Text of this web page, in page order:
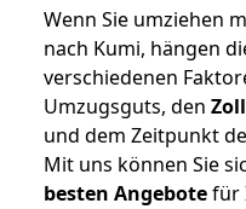
Wenn Sie umziehen
nach Kumi, hängen
verschiedenen
Umzugsguts, den
und dem Zeitpunkt
Mit uns können Sie
besten Angebotefür